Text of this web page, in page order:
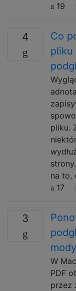
19
4
Co
pliku
pliku.
na to,
17
3
W
PDF
przez